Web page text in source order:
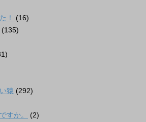
！
(16)
(135)
猿 (292)
すか。
(2)